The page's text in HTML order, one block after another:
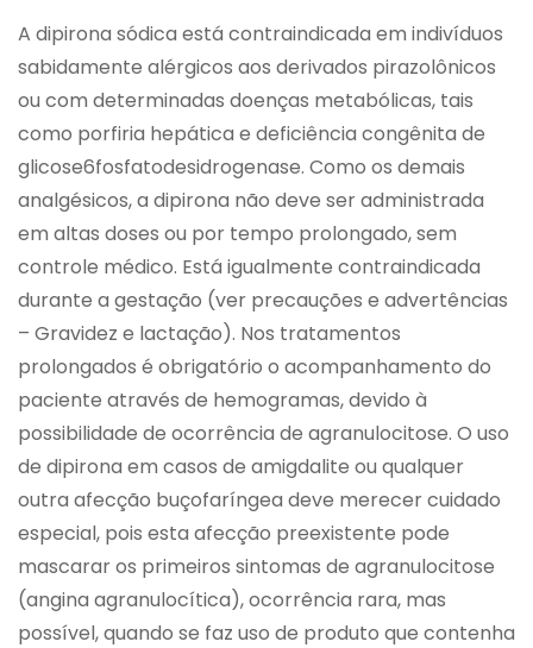
A dipirona sódica está contraindicada em indivíduos
sabidamente alérgicos aos derivados pirazolônicos
ou com determinadas doenças metabólicas, tais
como porfiria hepática e deficiência congênita de
glicose6fosfatodesidrogenase. Como os demais
analgésicos, a dipirona não deve ser administrada
em altas doses ou por tempo prolongado, sem
controle médico. Está igualmente contraindicada
durante a gestação (ver precauções e advertências
– Gravidez e lactação). Nos tratamentos
prolongados é obrigatório o acompanhamento do
paciente através de hemogramas, devido à
possibilidade de ocorrência de agranulocitose. O uso
de dipirona em casos de amigdalite ou qualquer
outra afecção buçofaríngea deve merecer cuidado
especial, pois esta afecção preexistente pode
mascarar os primeiros sintomas de agranulocitose
(angina agranulocítica), ocorrência rara, mas
possível, quando se faz uso de produto que contenha